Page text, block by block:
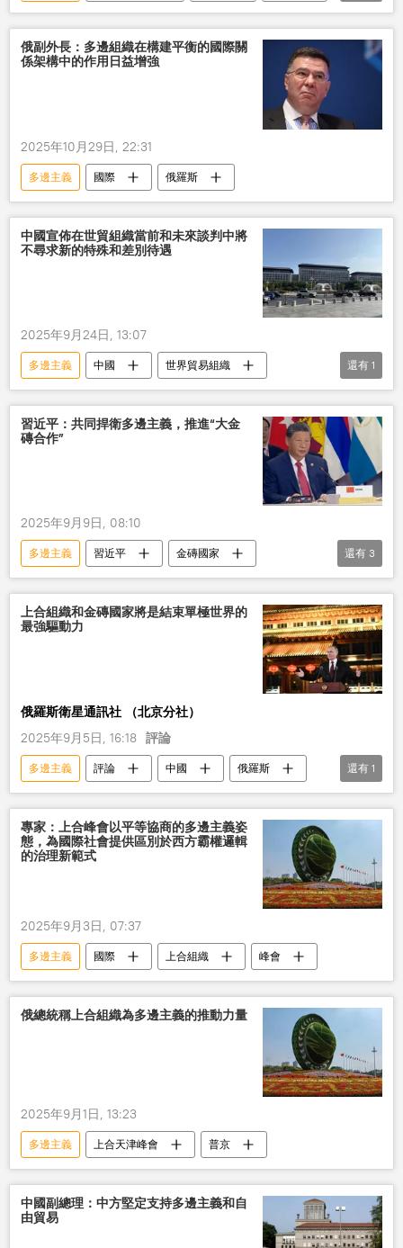
經濟
俄副外長：多邊組織在構建平衡的國際關
係架構中的作用日益增強
2025年10月29日, 22:31
多邊主義 國際 俄羅斯
中國宣佈在世貿組織當前和未來談判中將
不尋求新的特殊和差別待遇
2025年9月24日, 13:07
多邊主義 中國
世界貿易組織
發展中國家
還有 1
習近平：共同捍衛多邊主義，推進“大金
磚合作”
2025年9月9日, 08:10
多邊主義 習近平
金磚國家
金磚峰會
合作 講話
還有 3
上合組織和金磚國家將是結束單極世界的
最強驅動力
俄羅斯衛星通訊社 （北京分社）
2025年9月5日, 16:18 評論
多邊主義 評論 中國
俄羅斯
上合組織
還有 1
專家：上合峰會以平等協商的多邊主義姿
態，為國際社會提供區別於西方霸權邏輯
的治理新範式
2025年9月3日, 07:37
多邊主義 國際 上合組織 峰會
俄總統稱上合組織為多邊主義的推動力量
2025年9月1日, 13:23
多邊主義 上合天津峰會 普京
中國副總理：中方堅定支持多邊主義和自
由貿易